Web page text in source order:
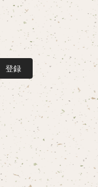
登録